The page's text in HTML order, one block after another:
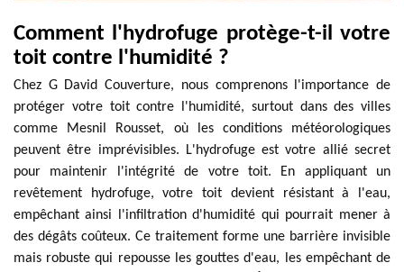
Comment l'hydrofuge protège-t-il votre
toit contre l'humidité ?
Chez G David Couverture, nous comprenons l'importance de
protéger votre toit contre l'humidité, surtout dans des villes
comme Mesnil Rousset, où les conditions météorologiques
peuvent être imprévisibles. L'hydrofuge est votre allié secret
pour maintenir l'intégrité de votre toit. En appliquant un
revêtement hydrofuge, votre toit devient résistant à l'eau,
empêchant ainsi l'infiltration d'humidité qui pourrait mener à
des dégâts coûteux. Ce traitement forme une barrière invisible
mais robuste qui repousse les gouttes d'eau, les empêchant de